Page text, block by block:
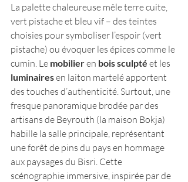
La palette chaleureuse mêle terre cuite,
vert pistache et bleu vif – des teintes
choisies pour symboliser l’espoir (vert
pistache) ou évoquer les épices comme le
cumin​. Le mobilier en bois sculpté et les
luminaires en laiton martelé apportent
des touches d’authenticité. Surtout, une
fresque panoramique brodée par des
artisans de Beyrouth (la maison Bokja)
habille la salle principale, représentant
une forêt de pins du pays en hommage
aux paysages du Bisri​. Cette
scénographie immersive, inspirée par de